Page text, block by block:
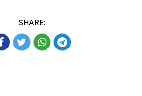
SHARE: